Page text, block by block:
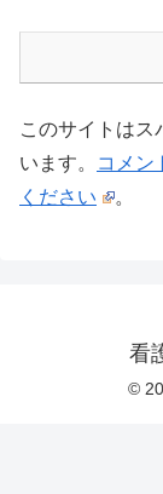
このサイトはス
います。
コメン
ください
。
看
©